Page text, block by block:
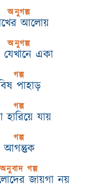
অনুগল্প
আলোয়
অনুগল্প
যেখানে একা
গল্প
পাহাড়
গল্প
হারিয়ে যায়
গল্প
আগন্তুক
অনুবাদ গল্প
জায়গা নয়